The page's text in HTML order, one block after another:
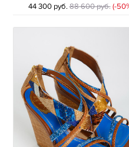
44 300 руб.88 600 руб. (-